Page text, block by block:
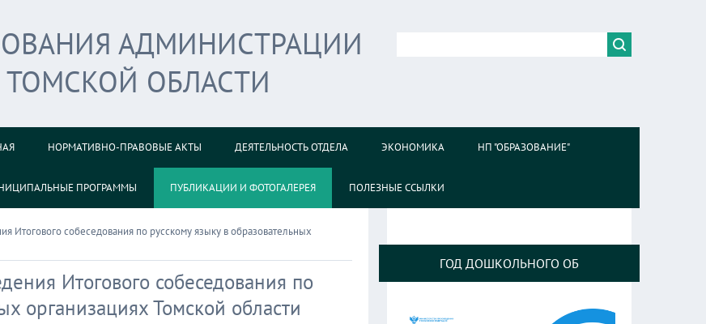
АДМИНИСТРАЦИИ
ТОМСКОЙ ОБЛАСТИ
НОРМАТИВНО-ПРАВОВЫЕ АКТЫ ДЕЯТЕЛЬНОСТЬ ОТДЕЛА ЭКОНОМИКА НП "ОБРАЗОВАНИЕ"
ПРОГРАММЫ ПУБЛИКАЦИИ И ФОТОГАЛЕРЕЯ ПОЛЕЗНЫЕ ССЫЛКИ
Итогового собеседования по русскому языку в образовательных
Итогового собеседования по
организациях Томской области
ГОД ДОШКОЛЬНОГО ОБ